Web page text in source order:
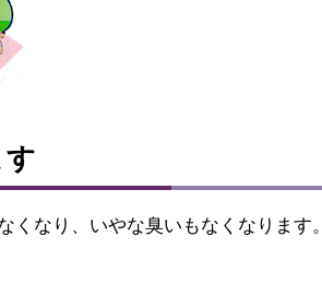
くなり、いやな臭いもなくなります。